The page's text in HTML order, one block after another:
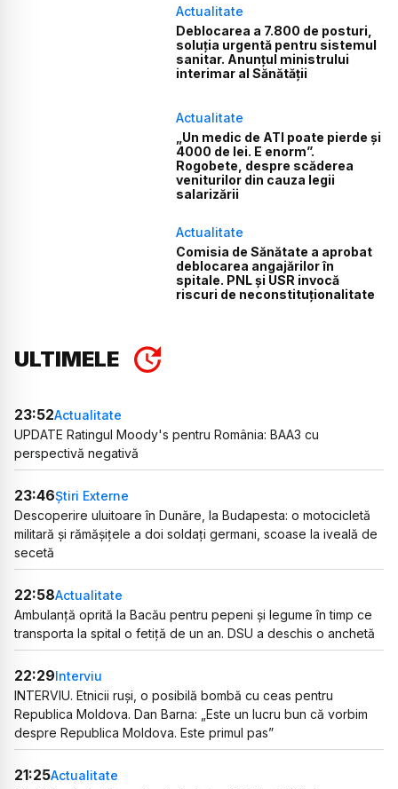
Actualitate
Deblocarea a 7.800 de posturi,
soluția urgentă pentru sistemul
sanitar. Anunțul ministrului
interimar al Sănătății
Actualitate
„Un medic de ATI poate pierde și
4000 de lei. E enorm”.
Rogobete, despre scăderea
veniturilor din cauza legii
salarizării
Actualitate
Comisia de Sănătate a aprobat
deblocarea angajărilor în
spitale. PNL și USR invocă
riscuri de neconstituționalitate
ULTIMELE
23:52Actualitate
UPDATE Ratingul Moody's pentru România: BAA3 cu
perspectivă negativă
23:46Știri Externe
Descoperire uluitoare în Dunăre, la Budapesta: o motocicletă
militară și rămășițele a doi soldați germani, scoase la iveală de
secetă
22:58Actualitate
Ambulanță oprită la Bacău pentru pepeni și legume în timp ce
transporta la spital o fetiță de un an. DSU a deschis o anchetă
22:29Interviu
INTERVIU. Etnicii ruși, o posibilă bombă cu ceas pentru
Republica Moldova. Dan Barna: „Este un lucru bun că vorbim
despre Republica Moldova. Este primul pas”
21:25Actualitate